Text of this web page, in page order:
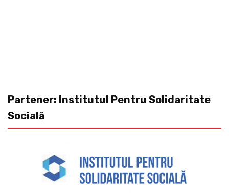
Partener: Institutul Pentru Solidaritate
Socială